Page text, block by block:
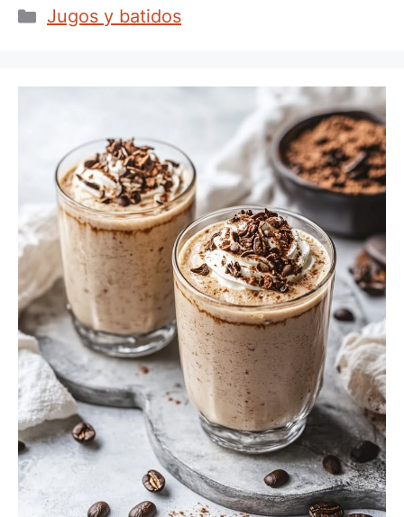
Categorías
Jugos y batidos